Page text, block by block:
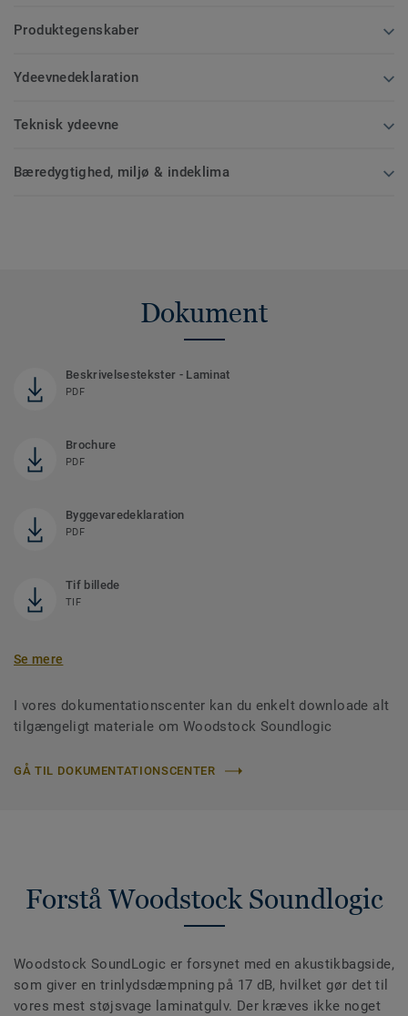
Produktegenskaber
Ydeevnedeklaration
Teknisk ydeevne
Bæredygtighed, miljø & indeklima
Dokument
Beskrivelsestekster - Laminat
PDF
Brochure
PDF
Byggevaredeklaration
PDF
Tif billede
TIF
Se mere
I vores dokumentationscenter kan du enkelt downloade alt
tilgængeligt materiale om Woodstock Soundlogic
GÅ TIL DOKUMENTATIONSCENTER
Forstå Woodstock Soundlogic
Woodstock SoundLogic er forsynet med en akustikbagside,
som giver en trinlydsdæmpning på 17 dB, hvilket gør det til
vores mest støjsvage laminatgulv. Der kræves ikke noget